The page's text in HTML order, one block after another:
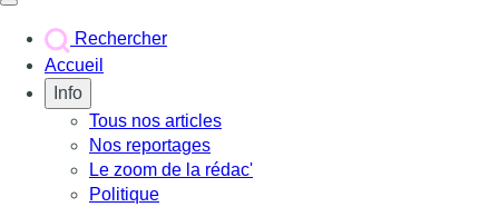
Rechercher
Accueil
Info
Tous nos articles
Nos reportages
Le zoom de la rédac'
Politique